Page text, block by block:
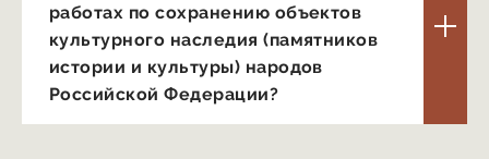
работах по сохранению объектов
культурного наследия (памятников
истории и культуры) народов
Российской Федерации?